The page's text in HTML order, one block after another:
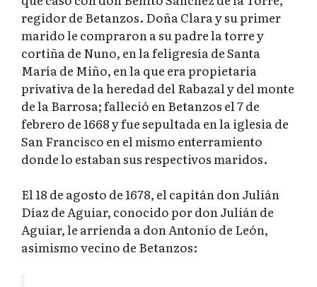
regidor de Betanzos. Doña Clara y su primer
marido le compraron a su padre la torre y
cortiña de Nuno, en la feligresía de Santa
María de Miño, en la que era propietaria
privativa de la heredad del Rabazal y del monte
de la Barrosa; falleció en Betanzos el 7 de
febrero de 1668 y fue sepultada en la iglesia de
San Francisco en el mismo enterramiento
donde lo estaban sus respectivos maridos.
El 18 de agosto de 1678, el capitán don Julián
Díaz de Aguiar, conocido por don Julián de
Aguiar, le arrienda a don Antonio de León,
asimismo vecino de Betanzos: